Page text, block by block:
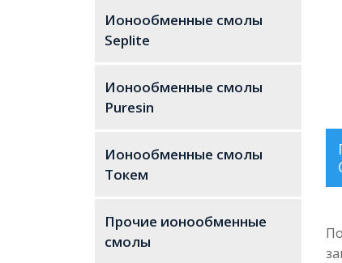
Ионообменные смолы
Seplite
Ионообменные смолы
Puresin
Ионообменные смолы
Токем
Прочие ионообменные
смолы